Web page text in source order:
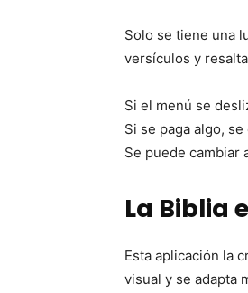
Solo se tiene una
versículos y
Si el menú se
Si se paga algo,
Se puede cambiar
La Biblia
Esta aplicación la
visual y se adapta